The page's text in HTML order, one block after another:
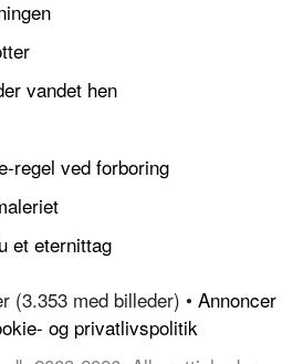
vandet hen
regel ved forboring
et eternittag
(3.353 med billeder) • Annoncer
og privatlivspolitik